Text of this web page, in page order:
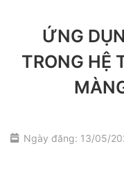
ỨNG
TRONG HỆ
Ngày đăng: 13/05/